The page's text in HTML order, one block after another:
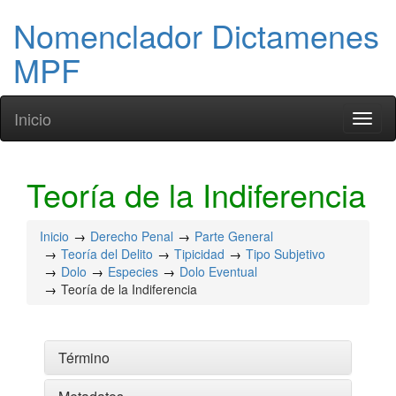
Nomenclador Dictamenes
MPF
Inicio
Teoría de la Indiferencia
Inicio Derecho Penal
Parte General
Teoría del Delito
Tipicidad
Tipo Subjetivo
Dolo
Especies
Dolo Eventual
Teoría de la Indiferencia
Término